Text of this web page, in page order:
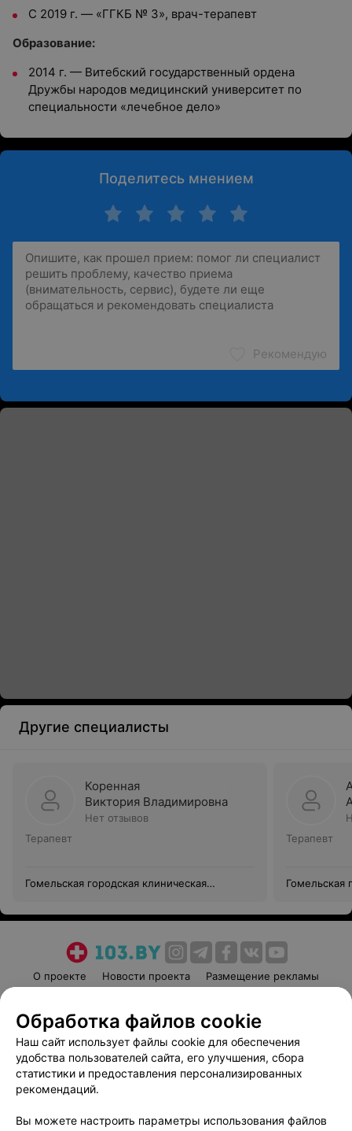
С 2019 г. — «ГГКБ № 3», врач-терапевт
Oбразование:
2014 г. — Витебский государственный ордена
Дружбы народов медицинский университет по
специальности «лечебное дело»
Поделитесь мнением
Рекомендую
Другие специалисты
Коренная
Виктория Владимировна
Нет отзывов
Терапевт
Гомельская городская клиническая
Терапевт
Гомельская
О проекте Новости проекта
Размещение рекламы
Пользовательское соглашение
Способы оплаты
Вакансии
Партнеры
Написать руководителю 103.by
Обработка файлов cookie
Наш сайт использует файлы cookie для обеспечения
удобства пользователей сайта, его улучшения, сбора
статистики и предоставления персонализированных
рекомендаций.
Вы можете настроить параметры использования файлов